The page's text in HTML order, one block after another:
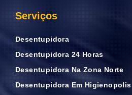
Serviços
Desentupidora
Desentupidora 24 Horas
Desentupidora Na Zona Norte
Desentupidora Em Higienopolis